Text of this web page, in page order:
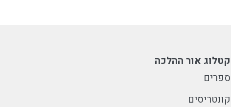
קטלוג אור ההלכה
ספרים
קונטריסים